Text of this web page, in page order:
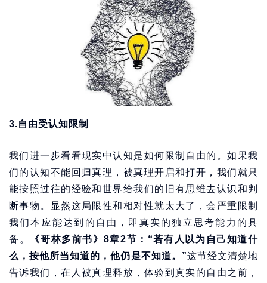
3.自由受认知限制
我们进一步看看现实中认知是如何限制自由的。如果我
们的认知不能回归真理，被真理开启和打开，我们就只
能按照过往的经验和世界给我们的旧有思维去认识和判
断事物。显然这局限性和相对性就太大了，会严重限制
我们本应能达到的自由，即真实的独立思考能力的具
备。
《哥林多前书》8章2节：“若有人以为自己知道什
么，按他所当知道的，他仍是不知道。”这节经文清楚地
告诉我们，在人被真理释放，体验到真实的自由之前，